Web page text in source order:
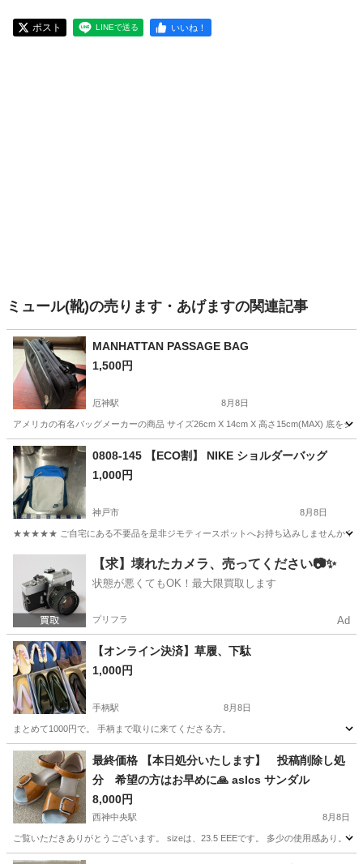
ポスト LINEで送る いいね！
ミュール(靴)の売ります・あげますの関連記事
MANHATTAN PASSAGE BAG
1,500円
厄神駅 8月8日
アメリカの有名バッグメーカーの商品 サイズ26cm X 14cm X 高さ15cm(MAX) 底を
兵庫 加古川市 バッグ
0808-145 【ECO割】 NIKE ショルダーバッグ
1,000円
神戸市 8月8日
★★★★★ ご自宅にある不要品を是非ジモティースポットへお持ち込みしませんか？
バッグ スポット
【求】壊れたカメラ、売ってください📷✨
状態が悪くてもOK！最大限買取します
プリフラ Ad
【オンライン決済】草履、下駄
1,000円
手柄駅 8月8日
まとめて1000円で。 手柄まで取りに来てくださる方。
兵庫 姫路市 手柄駅 靴
最終価格 【本日処分いたします】 投稿削除し処
分 希望の方はお早めに🙏 aslcs サンダル
8,000円
西神中央駅 8月8日
ご覧いただきありがとうございます。 sizeは、23.5 EEEです。 多少の使用感あり。